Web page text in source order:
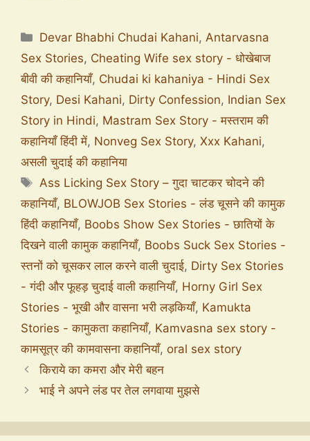
Devar Bhabhi Chudai Kahani,Antarvasna
Sex Stories, Cheating Wife sex story - धोखेबाज
बीवी की कहानियाँ, Chudai ki kahaniya - Hindi Sex
Story, Desi Kahani, Dirty Confession, Indian Sex
Story in Hindi, Mastram Sex Story - मस्तराम की
कहानियाँ हिंदी में, Nonveg Sex Story, Xxx Kahani,
असली चुदाई की कहानिया
Ass Licking Sex Story – गुदा चाटकर चोदने की
कहानियाँ, BLOWJOB Sex Stories - लंड चूसने की कामुक
हिंदी कहानियाँ, Boobs Show Sex Stories - छातियों के
दिखने वाली कामुक कहानियाँ, Boobs Suck Sex Stories -
स्तनों को चूसकर लाल करने वाली चुदाई, Dirty Sex Stories
- गंदी और फूहड़ चुदाई वाली कहानियाँ, Horny Girl Sex
Stories - भूखी और वासना भरी लड़कियाँ, Kamukta
Stories - कामुकता कहानियाँ, Kamvasna sex story -
कामसूत्र की कामवासना कहानियाँ, oral sex story
किराये का कमरा और मेरी बहन
भाई ने अपने लंड पर तेल लगवाया मुझसे